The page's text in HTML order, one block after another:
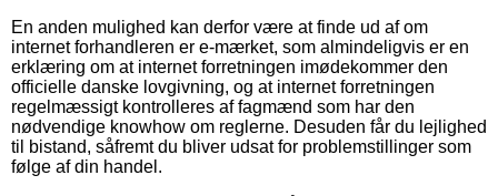
En anden mulighed kan derfor være at finde ud af om
internet forhandleren er e-mærket, som almindeligvis er en
erklæring om at internet forretningen imødekommer den
officielle danske lovgivning, og at internet forretningen
regelmæssigt kontrolleres af fagmænd som har den
nødvendige knowhow om reglerne. Desuden får du lejlighed
til bistand, såfremt du bliver udsat for problemstillinger som
følge af din handel.